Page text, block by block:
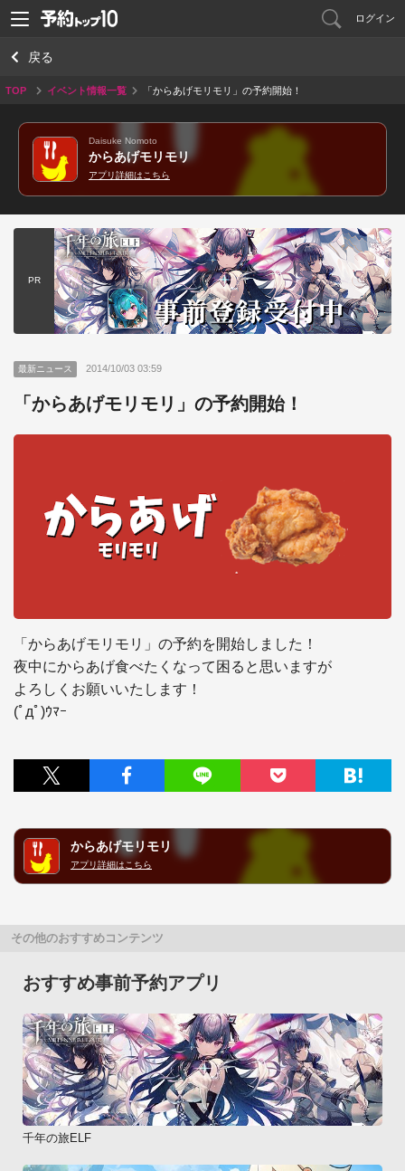
ログイン
戻る
TOP イベント情報一覧 「からあげモリモリ」の予約開始！
Daisuke Nomoto
からあげモリモリ
アプリ詳細はこちら
PR
最新ニュース 2014/10/03 03:59
「からあげモリモリ」の予約開始！
「からあげモリモリ」の予約を開始しました！
夜中にからあげ食べたくなって困ると思いますが
よろしくお願いいたします！
(ﾟдﾟ)ｳﾏｰ
からあげモリモリ
アプリ詳細はこちら
その他のおすすめコンテンツ
おすすめ事前予約アプリ
千年の旅ELF